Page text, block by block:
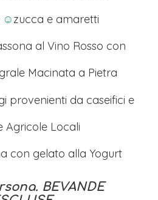
☺zucca e amaretti
al Vino Rosso con
Macinata a Pietra
provenienti da caseifici e
Agricole Locali
con gelato alla Yogurt
BEVANDE